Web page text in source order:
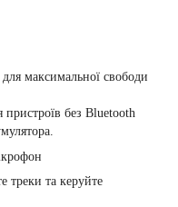
максимальної свободи
без Bluetooth
треки та керуйте